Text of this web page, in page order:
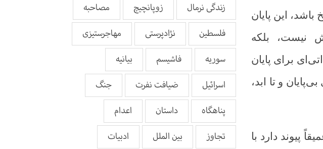
این پایان
نیست، بلکه
برای پایان
و تا ابد،
پیوند دارد با
زندگی نرمال
زوپانچیچ
مصاحبه
فلسطین
نژادپرستی
مهاجرستیزی
سوریه
فاشیسم
بيانيه
اسرائیل
ضیافت نفرت
جنگ
پناهگاه
داستان
اعدام
تجاوز
بین الملل
ادبیات